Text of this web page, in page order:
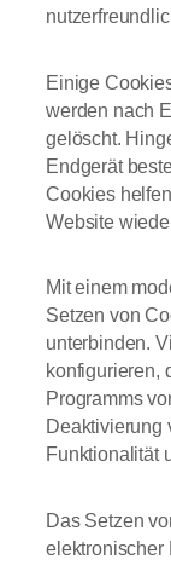
Einige
werden nach
gelöscht.
Endgerät
Cookies
Website
Mit einem
Setzen von
unterbinden.
konfigurieren,
Programms
Deaktivierung
Funktionalität
Das Setzen
elektronischer